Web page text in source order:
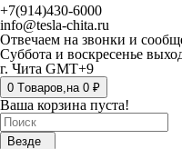
+7(914)430-6000
info@tesla-chita.ru
Отвечаем на звонки и
Суббота и воскресенье
г. Чита GMT+9
0 Tоваров,на 0 ₽
Ваша корзина пуста!
Везде